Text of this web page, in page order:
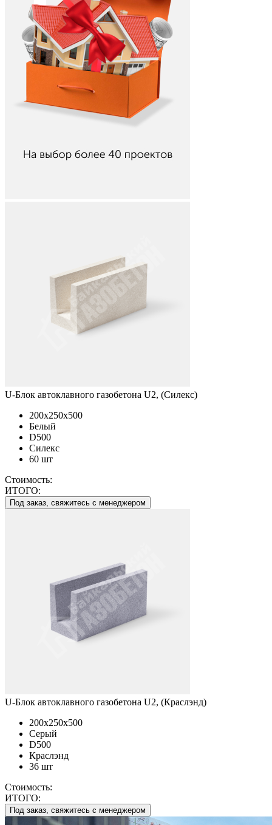
U-Блок автоклавного газобетона U2, (Силекс)
200x250x500
Белый
D500
Силекс
60 шт
Стоимость:
ИТОГО:
Под заказ, свяжитесь с менеджером
U-Блок автоклавного газобетона U2, (Краслэнд)
200x250x500
Серый
D500
Краслэнд
36 шт
Стоимость:
ИТОГО:
Под заказ, свяжитесь с менеджером